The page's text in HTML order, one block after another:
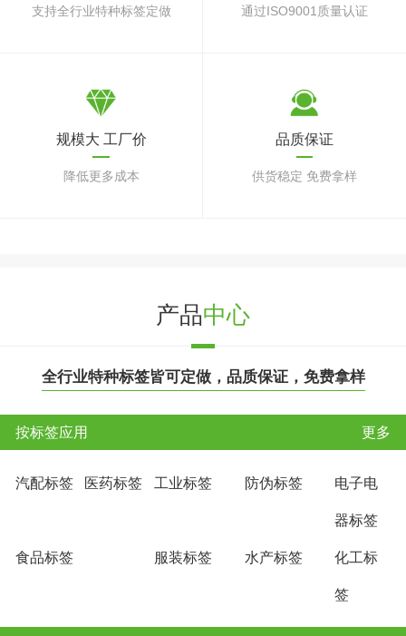
支持全行业特种标签定做 通过ISO9001质量认证
规模大 工厂价
降低更多成本
品质保证
供货稳定 免费拿样
产品中心
全行业特种标签皆可定做，品质保证，免费拿样
更多
按标签应用
汽配标签 医药标签 工业标签 防伪标签 电子电
器标签
食品标签 服装标签 水产标签 化工标
签